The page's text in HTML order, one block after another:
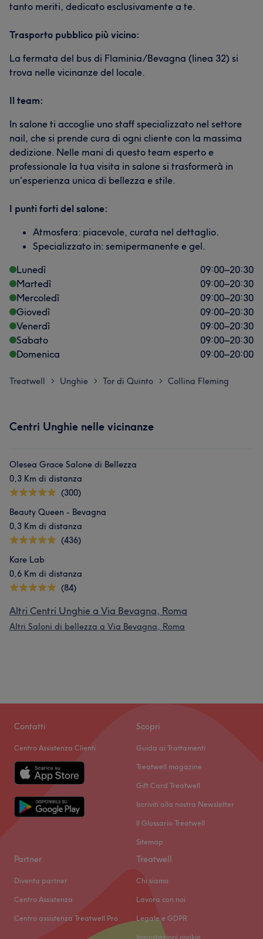
tanto meriti, dedicato esclusivamente a te.
Trasporto pubblico più vicino:
La fermata del bus di Flaminia/Bevagna (linea 32) si
trova nelle vicinanze del locale.
Il team:
In salone ti accoglie uno staff specializzato nel settore
nail, che si prende cura di ogni cliente con la massima
dedizione. Nelle mani di questo team esperto e
professionale la tua visita in salone si trasformerà in
un'esperienza unica di bellezza e stile.
I punti forti del salone:
Atmosfera: piacevole, curata nel dettaglio.
Specializzato in: semipermanente e gel.
Lunedì
09:00–20:30
Martedì
09:00–20:30
Mercoledì
09:00–20:30
Giovedì
09:00–20:30
Venerdì
09:00–20:30
Sabato
09:00–20:30
Domenica
09:00–20:00
Treatwell > Unghie > Tor di Quinto > Collina Fleming
Centri Unghie nelle vicinanze
Olesea Grace Salone di Bellezza
0,3 Km di distanza
(300)
Beauty Queen - Bevagna
0,3 Km di distanza
(436)
Kare Lab
0,6 Km di distanza
(84)
Altri Centri Unghie a Via Bevagna, Roma
Altri Saloni di bellezza a Via Bevagna, Roma
Contatti
Centro Assistenza Clienti
Scopri
Guida ai Trattamenti
Treatwell magazine
Gift Card Treatwell
Iscriviti alla nostra Newsletter
Il Glossario Treatwell
Sitemap
Partner
Diventa partner
Centro Assistenza
Centro assistenza Treatwell Pro
Treatwell
Chi siamo
Lavora con noi
Legale e GDPR
Impostazioni cookie